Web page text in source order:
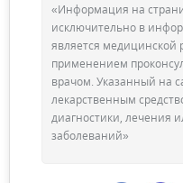
«Информация на
исключительно в
является
применением
врачом. Указанный на
лекарственным
диагностики, лечения
заболеваний»